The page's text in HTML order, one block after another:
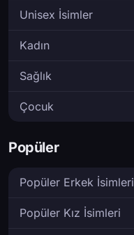
Unisex İsimler
Kadın
Sağlık
Çocuk
Popüler
Popüler Erkek İsimleri
Popüler Kız İsimleri